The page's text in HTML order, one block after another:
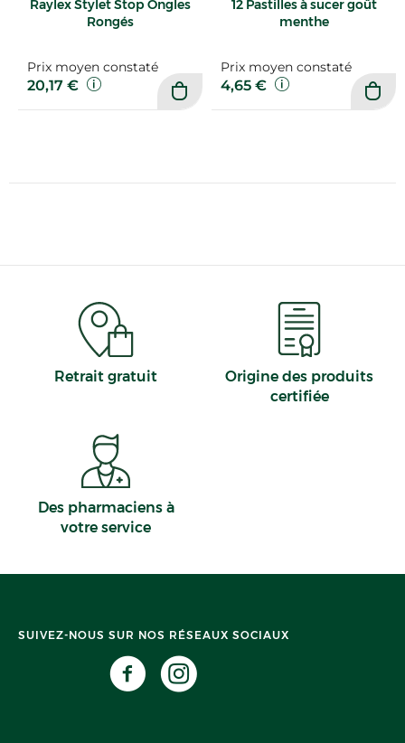
Raylex Stylet Stop Ongles
Rongés
Prix moyen constaté
20,17 €
12 Pastilles à sucer goût
menthe
Prix moyen constaté
4,65 €
Retrait gratuit
Origine des produits
certifiée
Des pharmaciens à
votre service
SUIVEZ-NOUS SUR NOS RÉSEAUX SOCIAUX